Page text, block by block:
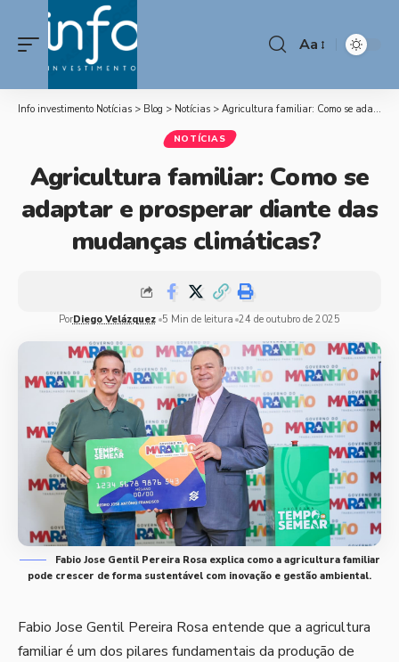
Aa
Info investimento Notícias > Blog > Notícias > Agricultura familiar: Como se adaptar e prosperar diante das mudanças climáticas?
NOTÍCIAS
Agricultura familiar: Como se
adaptar e prosperar diante das
mudanças climáticas?
PorDiego Velázquez 5 Min de leitura 24 de outubro de 2025
Fabio Jose Gentil Pereira Rosa explica como a agricultura familiar
pode crescer de forma sustentável com inovação e gestão ambiental.
Fabio Jose Gentil Pereira Rosa entende que a agricultura
familiar é um dos pilares fundamentais da produção de